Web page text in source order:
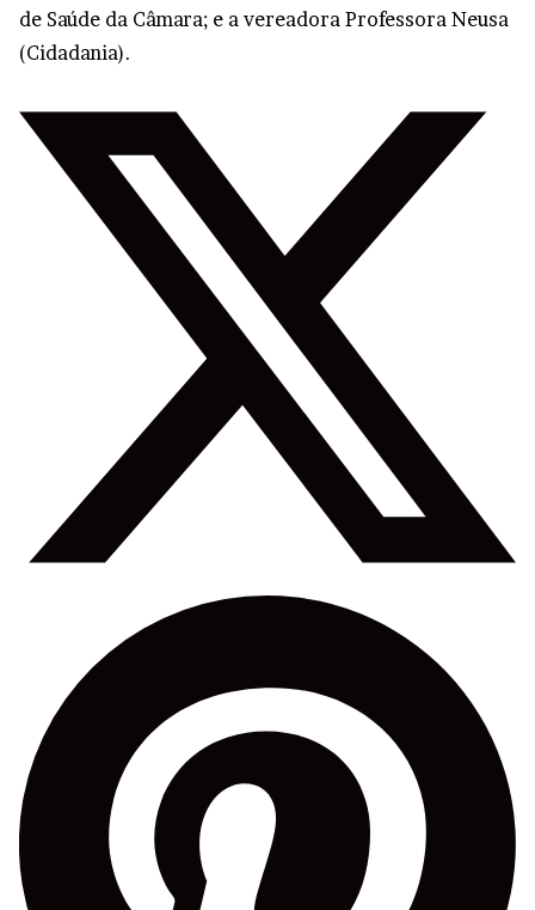
de Saúde da Câmara; e a vereadora Professora Neusa
(Cidadania).